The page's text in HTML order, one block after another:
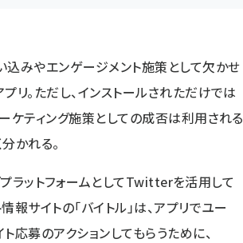
込みやエンゲージメント施策として欠かせ
リ。ただし、インストールされただけでは
ケティング施策としての成否は利用される
かれる。
ラットフォームとしてTwitterを活用して
報サイトの「バイトル 」は、アプリでユー
応募のアクションしてもらうために、